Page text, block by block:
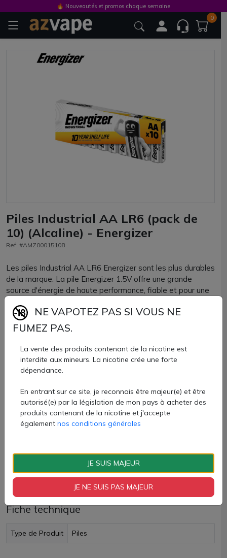
0
Piles Industrial AA LR6 (pack de
10) (Alcaline) - Energizer
Ref: #AMZ00015108
Les piles Industrial AA LR6 Energizer sont les plus durables
de la marque. La pile Energizer 1.5V offre une grande
source d'énergie de haute performance, fiable et pour une
Elle conserve son énergie pendant 10 ans lorsqu'elle est
entreposée.
Lot de 10 piles alcaline AA LR6 Energizer.
Quantité
AJOUTER À MON PANIER
Livraison rapide
Fiche technique
Type de Produit Piles
🔥 Nouveautés et promos chaque semaine
NE VAPOTEZ PAS SI VOUS NE
FUMEZ PAS.
La vente des produits contenant de la nicotine est
interdite aux mineurs. La nicotine crée une forte
dépendance.
En entrant sur ce site, je reconnais être majeur(e) et être
autorisé(e) par la législation de mon pays à acheter des
produits contenant de la nicotine et j'accepte
également nos conditions générales
JE SUIS MAJEUR
JE NE SUIS PAS MAJEUR